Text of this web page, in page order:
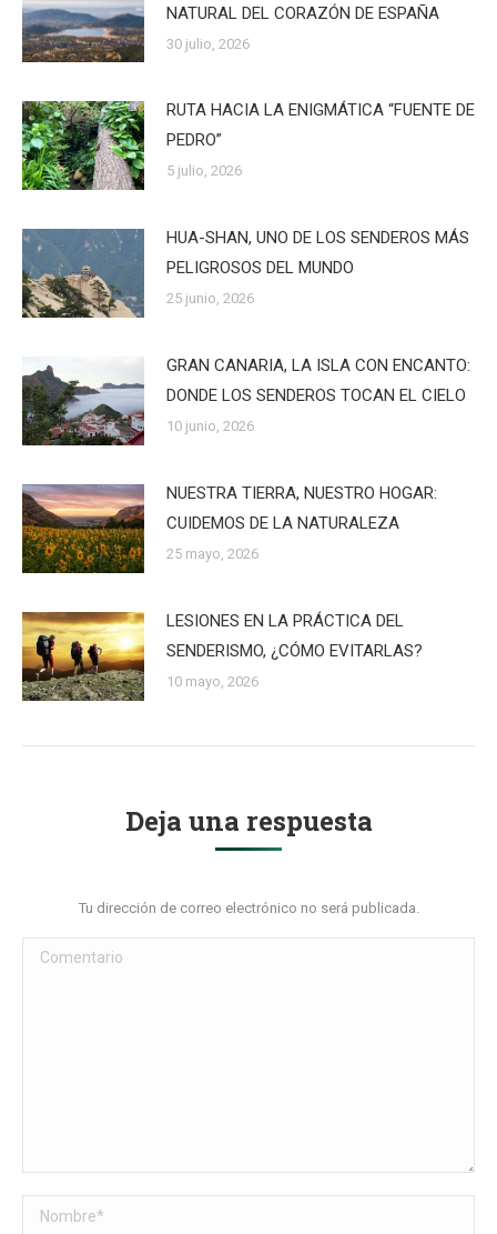
NATURAL DEL CORAZÓN DE ESPAÑA
30 julio, 2026
RUTA HACIA LA ENIGMÁTICA “FUENTE DE
PEDRO”
5 julio, 2026
HUA-SHAN, UNO DE LOS SENDEROS MÁS
PELIGROSOS DEL MUNDO
25 junio, 2026
GRAN CANARIA, LA ISLA CON ENCANTO:
DONDE LOS SENDEROS TOCAN EL CIELO
10 junio, 2026
NUESTRA TIERRA, NUESTRO HOGAR:
CUIDEMOS DE LA NATURALEZA
25 mayo, 2026
LESIONES EN LA PRÁCTICA DEL
SENDERISMO, ¿CÓMO EVITARLAS?
10 mayo, 2026
Deja una respuesta
Tu dirección de correo electrónico no será publicada.
Comentario
Nombre *